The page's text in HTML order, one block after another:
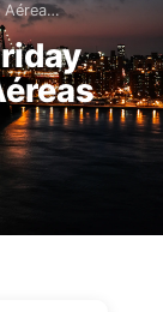
Aérea…